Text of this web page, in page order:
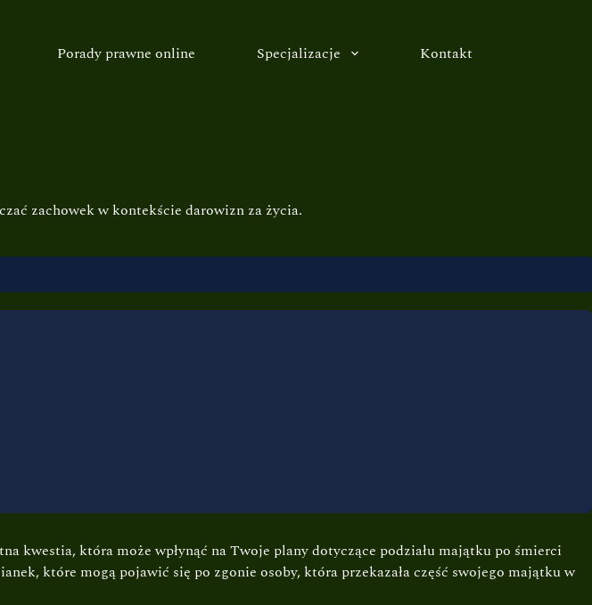
Porady prawne online Specjalizacje Kontakt
zachowek w kontekście darowizn za życia.
kwestia, która może wpłynąć na Twoje plany dotyczące podziału majątku po śmierci
które mogą pojawić się po zgonie osoby, która przekazała część swojego majątku w